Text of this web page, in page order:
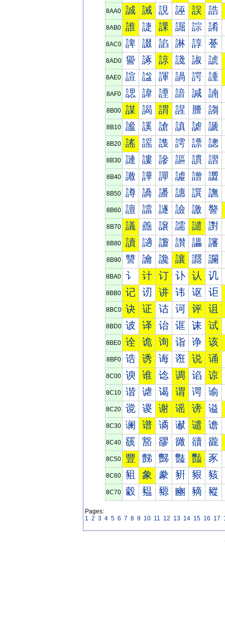
8AA0 誠 誡 誢 誣 誤 誥
8AB0 誰 誱 課 誳 誴 誵
8AC0 諀 諁 諂 諃 諄 諅
8AD0 諐 諑 諒 諓 諔 諕
8AE0 諠 諡 諢 諣 諤 諥
8AF0 諰 諱 諲 諳 諴 諵
8B00 謀 謁 謂 謃 謄 謅
8B10 謐 謑 謒 謓 謔 謕
8B20 謠 謡 謢 謣 謤 謥
8B30 謰 謱 謲 謳 謴 謵
8B40 譀 譁 譂 譃 譄 譅
8B50 譐 譑 譒 譓 譔 譕
8B60 譠 譡 譢 譣 譤 譥
8B70 議 譱 譲 譳 譴 譵
8B80 讀 讁 讂 讃 讄 讅
8B90 讐 讑 讒 讓 讔 讕
8BA0 讠 计 订 讣 认 讥
8BB0 记 讱 讲 讳 讴 讵
8BC0 诀 证 诂 诃 评 诅
8BD0 诐 译 诒 诓 诔 试
8BE0 诠 诡 询 诣 诤 该
8BF0 诰 诱 诲 诳 说 诵
8C00 谀 谁 谂 调 谄 谅
8C10 谐 谑 谒 谓 谔 谕
8C20 谠 谡 谢 谣 谤 谥
8C30 谰 谱 谲 谳 谴 谵
8C40 豀 豁 豂 豃 豄 豅
8C50 豐 豑 豒 豓 豔 豕
8C60 豠 象 豢 豣 豤 豥
8C70 豰 豱 豲 豳 豴 豵
Pages:
1 2 3 4 5 6 7 8 9 10 11 12 13 14 15 16 17